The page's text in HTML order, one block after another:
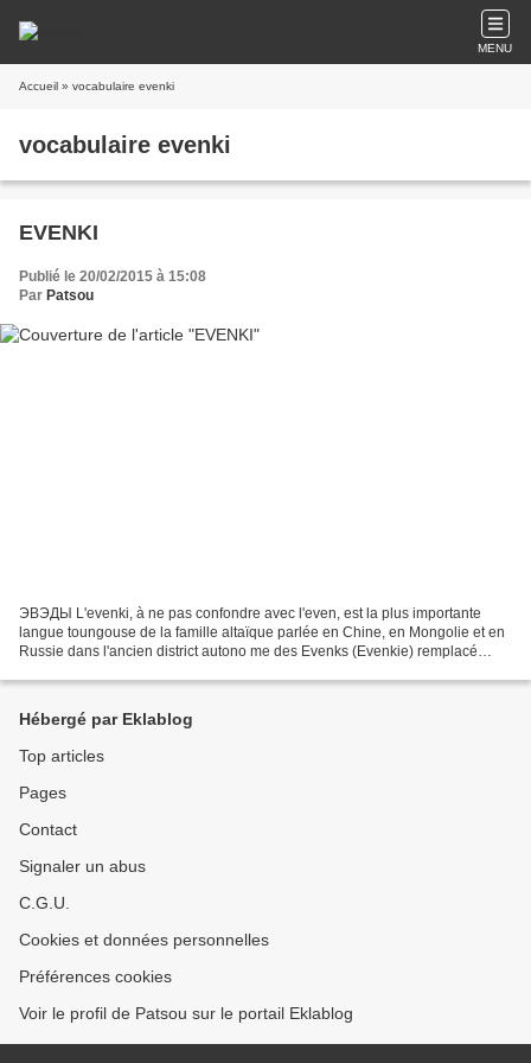
MENU
Accueil » vocabulaire evenki
vocabulaire evenki
EVENKI
Publié le 20/02/2015 à 15:08
Par Patsou
ЭВЭДЫ L'evenki, à ne pas confondre avec l'even, est la plus importante
langue toungouse de la famille altaïque parlée en Chine, en Mongolie et en
Russie dans l'ancien district autono me des Evenks (Evenkie) remplacé
Hébergé par Eklablog
Top articles
Pages
Contact
Signaler un abus
C.G.U.
Cookies et données personnelles
Préférences cookies
Voir le profil de Patsou sur le portail Eklablog